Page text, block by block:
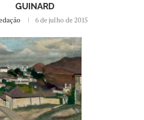
GUINARD
6 de julho de 2015